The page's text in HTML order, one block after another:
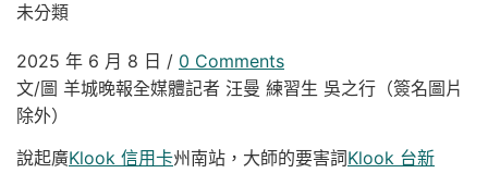
未分類
2025 年 6 月 8 日 / 0 Comments
文/圖 羊城晚報全媒體記者 汪曼 練習生 吳之行（簽名圖片
除外）
說起廣Klook 信用卡州南站，大師的要害詞Klook 台新